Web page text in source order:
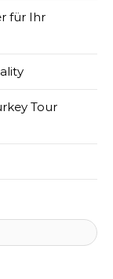
für Ihr
Tour